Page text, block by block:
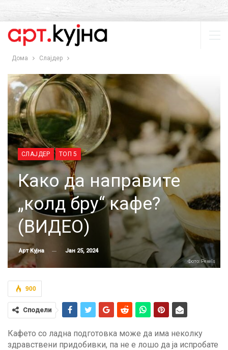
Дома Слајдер
СЛАЈДЕР ТОП 5
Како да направите
„колд бру“ кафе?
(ВИДЕО)
Арт Кујна Јан 25, 2024
Фото: Pexels
900
Сподели
Кафето со ладна подготовка може да има неколку
здравствени придобивки, па не е лошо да ја испробате